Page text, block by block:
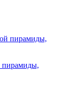
пирамиды,